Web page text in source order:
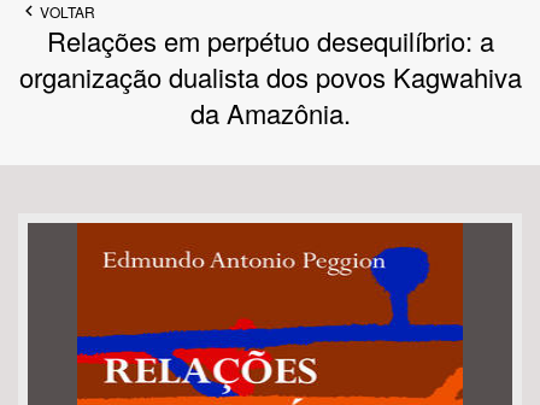
Povo Indígena
Bioma / Bacia
Tema
Área de Levantamento
VOLTAR
Relações em perpétuo desequilíbrio: a
organização dualista dos povos Kagwahiva
da Amazônia.